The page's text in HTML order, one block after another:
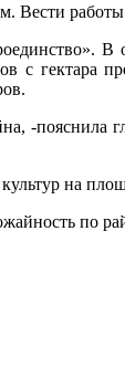
Вести
с
-пояснила
на
по